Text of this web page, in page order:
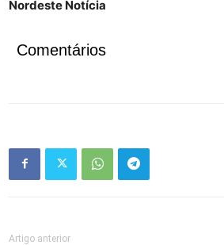
Nordeste Notícia
Comentários
Artigo anterior